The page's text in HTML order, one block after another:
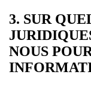
3. SUR
NOUS